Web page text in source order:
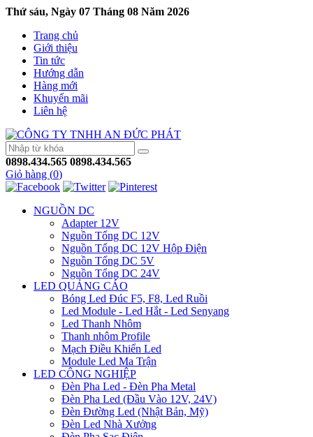
Thứ sáu, Ngày 07 Tháng 08 Năm 2026
Trang chủ
Giới thiệu
Tin tức
Hướng dẫn
Hàng mới
Khuyến mãi
Liên hệ
0898.434.565 0898.434.565
Giỏ hàng (0)
NGUỒN DC
Adapter 12V
Nguồn Tổng DC 12V
Nguồn Tổng DC 12V Hộp Điện
Nguồn Tổng DC 5V
Nguồn Tổng DC 24V
LED QUẢNG CÁO
Bóng Led Đúc F5, F8, Led Ruồi
Led Module - Led Hắt - Led Senyang
Led Thanh Nhôm
Thanh nhôm Profile
Mạch Điều Khiển Led
Module Led Ma Trận
LED CÔNG NGHIỆP
Đèn Pha Led - Đèn Pha Metal
Đèn Pha Led (Đầu Vào 12V, 24V)
Đèn Đường Led (Nhật Bản, Mỹ)
Đèn Led Nhà Xưởng